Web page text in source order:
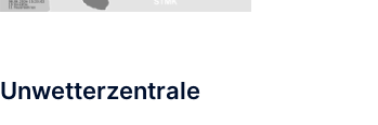
Unwetterzentrale